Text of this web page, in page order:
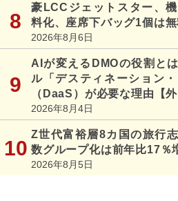
豪LCCジェットスター、
料化、座席下バッグ1個は
2026年8月6日
AIが変えるDMOの役割と
ル「デスティネーション
（DaaS）が必要な理由【外
2026年8月4日
Z世代富裕層8カ国の旅行
数グループ化は前年比17
2026年8月5日